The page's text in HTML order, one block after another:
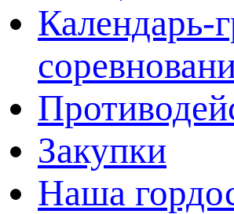
Календарь-
Закупки
Наша